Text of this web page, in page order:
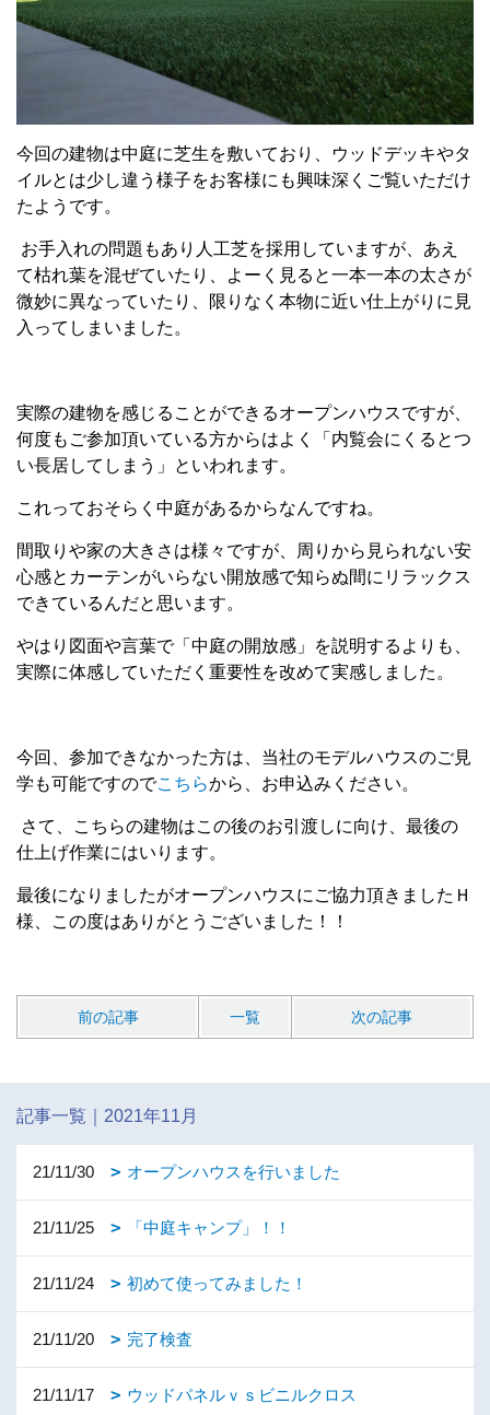
今回の建物は中庭に芝生を敷いており、ウッドデッキやタ
イルとは少し違う様子をお客様にも興味深くご覧いただけ
たようです。
お手入れの問題もあり人工芝を採用していますが、あえ
て枯れ葉を混ぜていたり、よーく見ると一本一本の太さが
微妙に異なっていたり、限りなく本物に近い仕上がりに見
入ってしまいました。
実際の建物を感じることができるオープンハウスですが、
何度もご参加頂いている方からはよく「内覧会にくるとつ
い長居してしまう」といわれます。
これっておそらく中庭があるからなんですね。
間取りや家の大きさは様々ですが、周りから見られない安
心感とカーテンがいらない開放感で知らぬ間にリラックス
できているんだと思います。
やはり図面や言葉で「中庭の開放感」を説明するよりも、
実際に体感していただく重要性を改めて実感しました。
今回、参加できなかった方は、当社のモデルハウスのご見
学も可能ですのでこちらから、お申込みください。
さて、こちらの建物はこの後のお引渡しに向け、最後の
仕上げ作業にはいります。
最後になりましたがオープンハウスにご協力頂きましたＨ
様、この度はありがとうございました！！
前の記事 一覧 次の記事
記事一覧｜2021年11月
21/11/30 オープンハウスを行いました
21/11/25 「中庭キャンプ」！！
21/11/24 初めて使ってみました！
21/11/20 完了検査
21/11/17 ウッドパネルｖｓビニルクロス